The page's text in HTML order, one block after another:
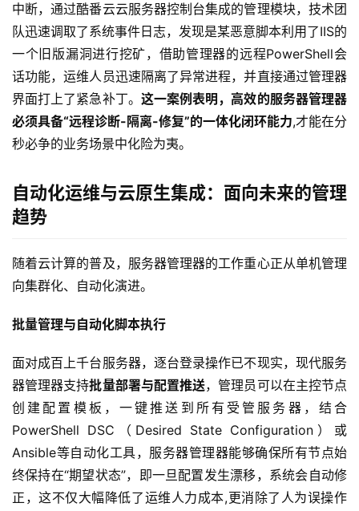
中断，通过酷番云云服务器控制台集成的管理模块，技术团
队迅速调取了系统事件日志，发现是某恶意脚本利用了IIS的
一个旧版漏洞进行挖矿，借助管理器的远程PowerShell会
话功能，运维人员迅速隔离了异常进程，并直接通过管理器
界面打上了紧急补丁。 这一案例表明，高效的服务器管理器
必须具备“远程诊断-隔离-修复”的一体化闭环能力,才能在分
秒必争的业务场景中化险为夷。
自动化运维与云原生集成：面向未来的管理
趋势
随着云计算的普及，服务器管理器的工作重心正从单机管理
向集群化、自动化演进。
批量管理与自动化脚本执行
面对成百上千台服务器，逐台登录操作已不现实，现代服务
器管理器支持批量部署与配置推送，管理员可以在主控节点
创建配置模板，一键推送到所有受管服务器，结合
PowerShell DSC（Desired State Configuration）或
Ansible等自动化工具，服务器管理器能够确保所有节点始
终保持在“期望状态”，即一旦配置发生漂移，系统会自动修
正，这不仅大幅降低了运维人力成本,更消除了人为误操作